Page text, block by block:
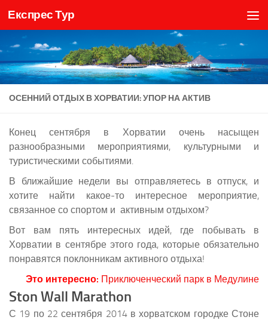
Skip to content
Експрес Тур
ОСЕННИЙ ОТДЫХ В ХОРВАТИИ: УПОР НА АКТИВ
Конец сентября в Хорватии очень насыщен
разнообразными мероприятиями, культурными и
туристическими событиями.
В ближайшие недели вы отправляетесь в отпуск, и
хотите найти какое-то интересное мероприятие,
связанное со спортом и активным отдыхом?
Вот вам пять интересных идей, где побывать в
Хорватии в сентябре этого года, которые обязательно
понравятся поклонникам активного отдыха!
Это интересно: Приключенческий парк в Медулине
Ston Wall Marathon
С 19 по 22 сентября 2014 в хорватском городке Стоне